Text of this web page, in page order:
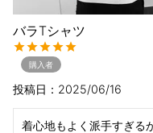
バラTシャツ
購入者
投稿日 2025/06/16
着心地もよく派手すぎる